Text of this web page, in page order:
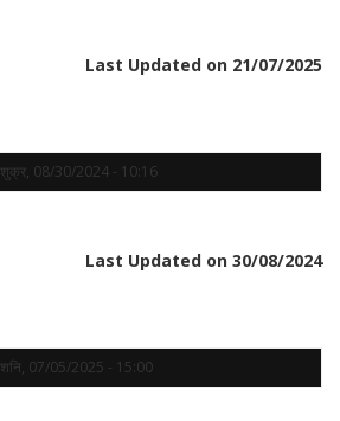
Last Updated on 21/07/2025
शुक्र, 08/30/2024 - 10:16
Last Updated on 30/08/2024
शनि, 07/05/2025 - 15:00